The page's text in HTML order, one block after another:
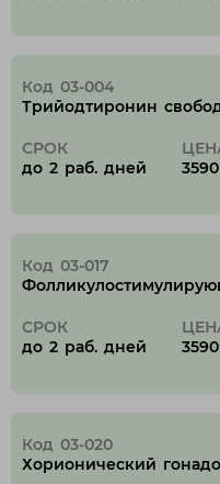
Код 03-004
Трийодтиронин
СРОК
до 2 раб. дней
Код 03-017
СРОК
до 2 раб. дней
Код 03-020
Хорионический